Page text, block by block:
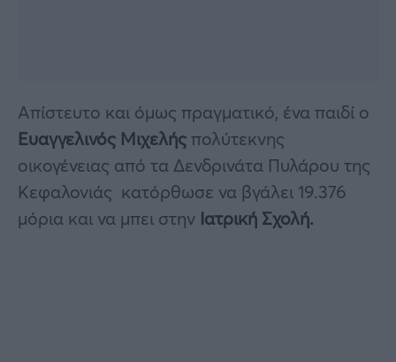
Απίστευτο και όμως πραγματικό, ένα παιδί ο
Ευαγγελινός Μιχελής πολύτεκνης
οικογένειας από τα Δενδρινάτα Πυλάρου της
Κεφαλονιάς κατόρθωσε να βγάλει 19.376
μόρια και να μπει στην Ιατρική Σχολή.